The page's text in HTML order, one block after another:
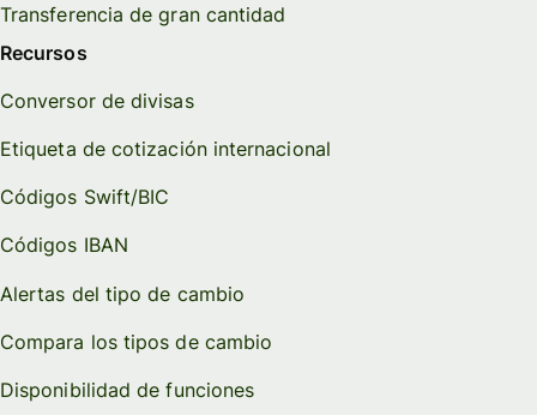
Transferencia de gran cantidad
Recursos
Conversor de divisas
Etiqueta de cotización internacional
Códigos Swift/BIC
Códigos IBAN
Alertas del tipo de cambio
Compara los tipos de cambio
Disponibilidad de funciones